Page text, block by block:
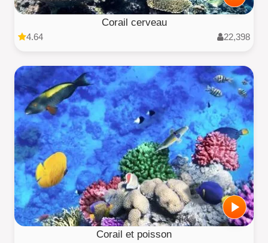
Corail cerveau
4.64 22,398
Corail et poisson